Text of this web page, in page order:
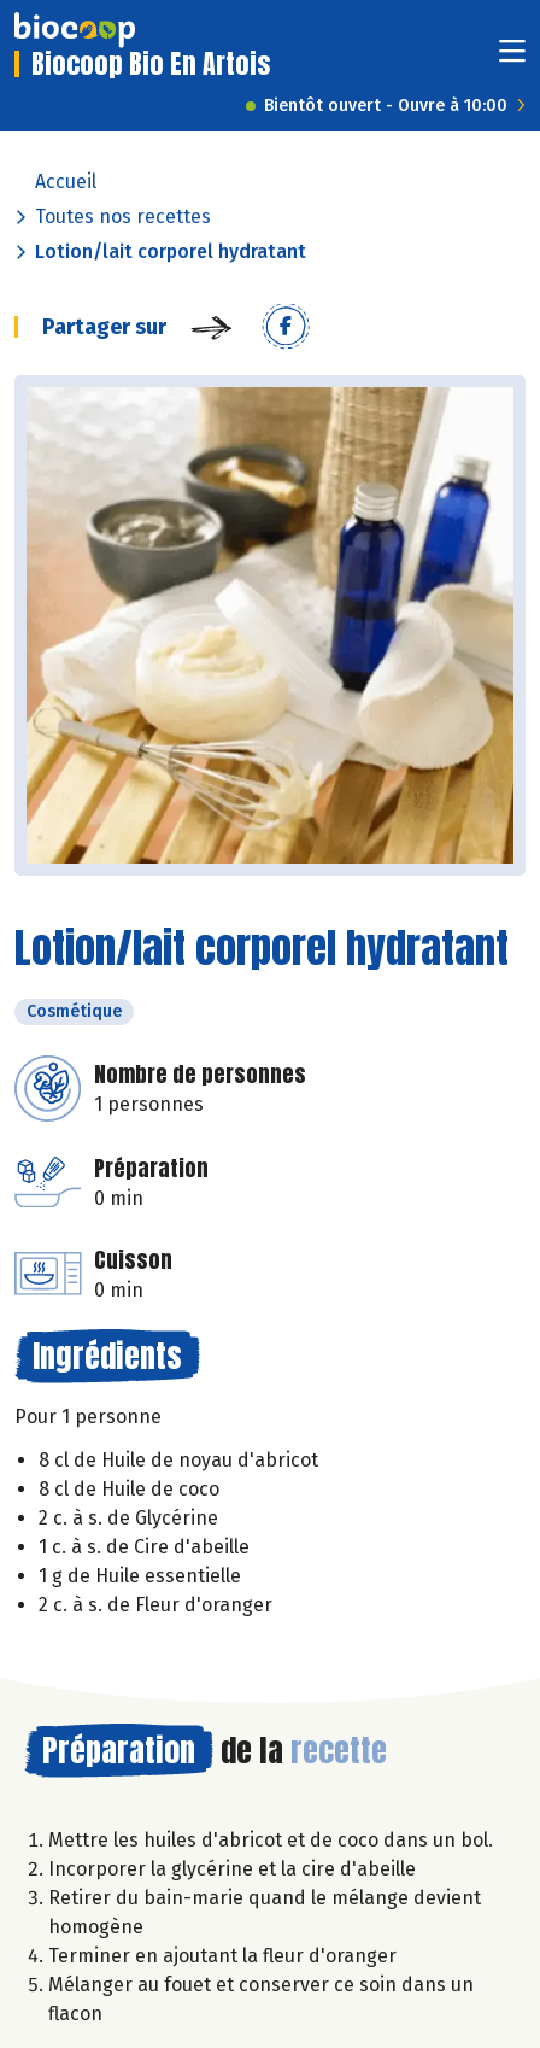
Biocoop Bio En Artois
Bientôt ouvert - Ouvre à 10:00
Accueil
Toutes nos recettes
Lotion/lait corporel hydratant
Partager sur
Lotion/lait corporel hydratant
Cosmétique
Nombre de personnes
1 personnes
Préparation
0 min
Cuisson
0 min
Ingrédients
Pour 1 personne
8 cl de Huile de noyau d'abricot
8 cl de Huile de coco
2 c. à s. de Glycérine
1 c. à s. de Cire d'abeille
1 g de Huile essentielle
2 c. à s. de Fleur d'oranger
Préparation de la recette
Mettre les huiles d'abricot et de coco dans un bol.
Incorporer la glycérine et la cire d'abeille
Retirer du bain-marie quand le mélange devient
homogène
Terminer en ajoutant la fleur d'oranger
Mélanger au fouet et conserver ce soin dans un
flacon